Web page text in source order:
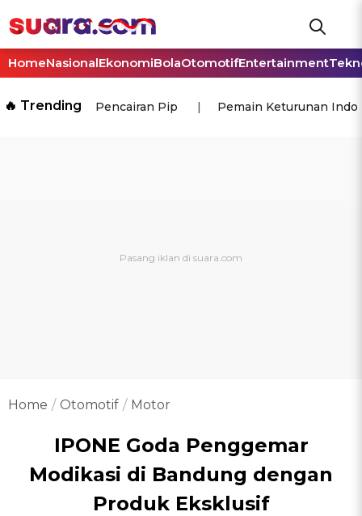
HomeNasionalEkonomiBolaOtomotifEntertainment
🔥 Trending Pencairan Pip Pemain Keturunan
Home Otomotif Motor
IPONE Goda Penggemar
Modikasi di Bandung dengan
Produk Eksklusif